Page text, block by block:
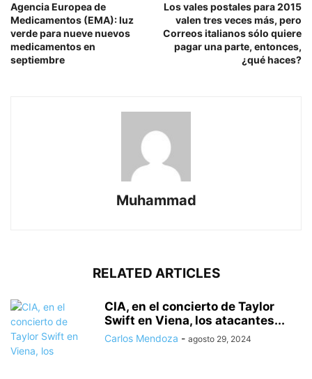
Agencia Europea de
Medicamentos (EMA): luz
verde para nueve nuevos
medicamentos en
septiembre
Los vales postales para 2015
valen tres veces más, pero
Correos italianos sólo quiere
pagar una parte, entonces,
¿qué haces?
Muhammad
RELATED ARTICLES
CIA, en el concierto de Taylor
Swift en Viena, los atacantes...
Carlos Mendoza - agosto 29, 2024